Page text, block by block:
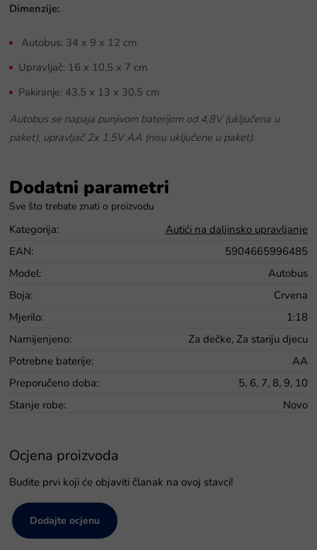
Dimenzije:
Autobus: 34 x 9 x 12 cm
Upravljač: 16 x 10,5 x 7 cm
Pakiranje: 43,5 x 13 x 30,5 cm
Autobus se napaja punjivom baterijom od 4,8V (uključena u
paket), upravljač 2x 1,5V AA (nisu uključene u paket).
Dodatni parametri
Kategorija:
Autići na daljinsko upravljanje
EAN:
5904665996485
Model:
Autobus
Boja:
Crvena
Mjerilo:
1:18
Namijenjeno:
Za dečke, Za stariju djecu
Potrebne baterije:
AA
Preporučeno doba:
5, 6, 7, 8, 9, 10
Stanje robe: Novo
Ocjena proizvoda
Budite prvi koji će objaviti članak na ovoj stavci!
Dodajte ocjenu